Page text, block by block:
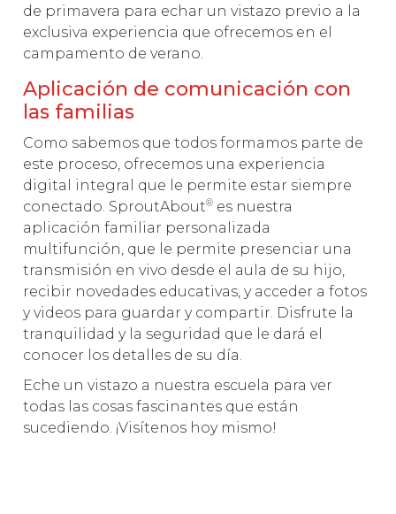
de primavera para echar un vistazo previo a la
exclusiva experiencia que ofrecemos en el
campamento de verano.
Aplicación de comunicación con
las familias
Como sabemos que todos formamos parte de
este proceso, ofrecemos una experiencia
digital integral que le permite estar siempre
conectado. SproutAbout® es nuestra
aplicación familiar personalizada
multifunción, que le permite presenciar una
transmisión en vivo desde el aula de su hijo,
recibir novedades educativas, y acceder a fotos
y videos para guardar y compartir. Disfrute la
tranquilidad y la seguridad que le dará el
conocer los detalles de su día.
Eche un vistazo a nuestra escuela para ver
todas las cosas fascinantes que están
sucediendo. ¡Visítenos hoy mismo!